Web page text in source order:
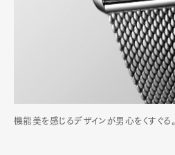
機能美を感じるデザインが男心をくすぐる。